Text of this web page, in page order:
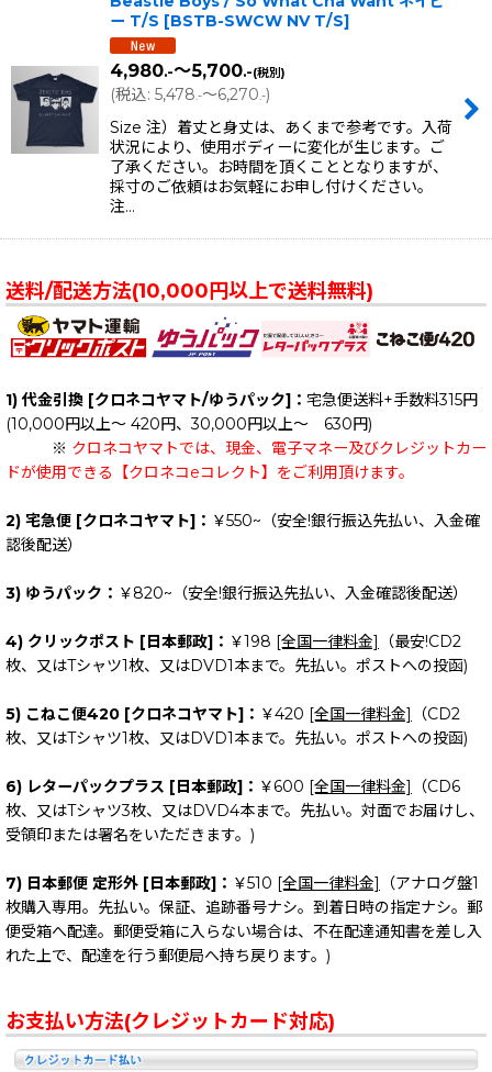
ー T/S [BSTB-SWCW NV T/S]
4,980.-～5,700.-(税別)
(税込: 5,478.-～6,270.-)
Size 注）着丈と身丈は、あくまで参考です。入荷
状況により、使用ボディーに変化が生じます。ご
了承ください。お時間を頂くこととなりますが、
採寸のご依頼はお気軽にお申し付けください。
注…
送料/配送方法(10,000円以上で送料無料)
1) 代金引換 [クロネコヤマト/ゆうパック]： 宅急便送料+手数料315円
(10,000円以上～ 420円、30,000円以上～ 630円)
※ クロネコヤマトでは、現金、電子マネー及びクレジットカー
ドが使用できる【クロネコeコレクト】をご利用頂けます。
2) 宅急便 [クロネコヤマト]： ￥550~（安全!銀行振込先払い、入金確
認後配送）
3) ゆうパック： ￥820~（安全!銀行振込先払い、入金確認後配送）
4) クリックポスト [日本郵政]： ￥198 [全国一律料金]
（最安!CD2
枚、又はTシャツ1枚、又はDVD1本まで。先払い。ポストへの投函)
5) こねこ便420 [クロネコヤマト]： ￥420 [全国一律料金]
（CD2
枚、又はTシャツ1枚、又はDVD1本まで。先払い。ポストへの投函)
6) レターパックプラス [日本郵政]： ￥600 [全国一律料金]
（CD6
枚、又はTシャツ3枚、又はDVD4本まで。先払い。対面でお届けし、
受領印または署名をいただきます。)
7) 日本郵便 定形外 [日本郵政]： ￥510 [全国一律料金]
（アナログ盤1
枚購入専用。先払い。保証、追跡番号ナシ。到着日時の指定ナシ。郵
便受箱へ配達。郵便受箱に入らない場合は、不在配達通知書を差し入
れた上で、配達を行う郵便局へ持ち戻ります。)
お支払い方法(クレジットカード対応)